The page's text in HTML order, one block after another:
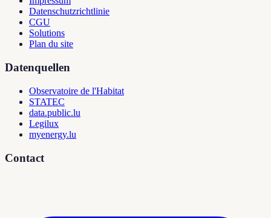
Datenschutzrichtlinie
CGU
Solutions
Plan du site
Datenquellen
Observatoire de l'Habitat
STATEC
data.public.lu
Legilux
myenergy.lu
Contact